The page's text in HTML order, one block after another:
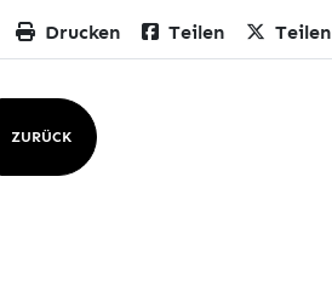
Drucken Teilen Teilen
ZURÜCK